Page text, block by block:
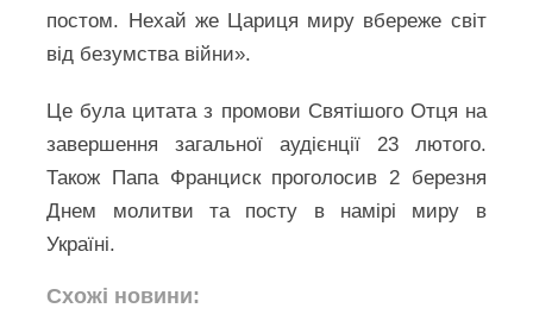
постом. Нехай же Цариця миру вбереже світ
від безумства війни».
Це була цитата з промови Святішого Отця на
завершення загальної аудієнції 23 лютого.
Також Папа Франциск проголосив 2 березня
Днем молитви та посту в намірі миру в
Україні.
Схожі новини: